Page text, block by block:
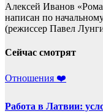
Алексей Иванов
написан по
(режиссер Павел
Сейчас смотрят
Отношения ❤️
Работа в Латвии: